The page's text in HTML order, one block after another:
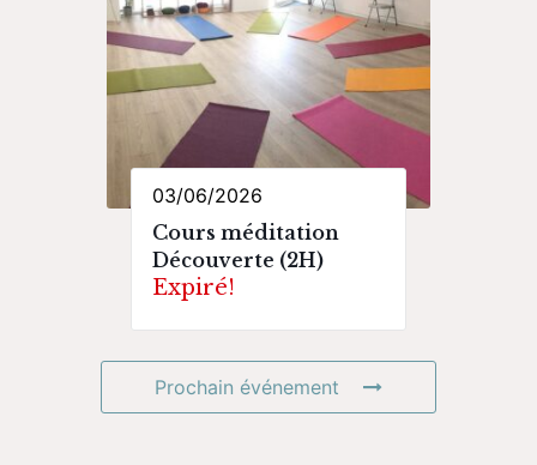
03/06/2026
Cours méditation
Découverte (2H)
Expiré!
Prochain événement